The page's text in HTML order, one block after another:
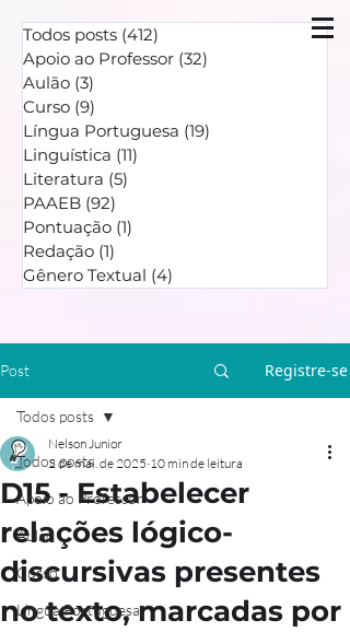
Todos posts (412)
Apoio ao Professor (32)
Aulão (3)
Curso (9)
Língua Portuguesa (19)
Linguística (11)
Literatura (5)
PAAEB (92)
Pontuação (1)
Redação (1)
Gênero Textual (4)
Post Registre-se
Todos posts
Apoio ao Professor
Aulão
Curso
Língua Portuguesa
Todos posts
D15 - Estabelecer
relações lógico-
discursivas presentes
no texto, marcadas por
Nelson Junior
2 de mai. de 2025 10 min de leitura